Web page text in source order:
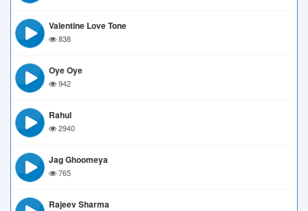
Valentine Love Tone
838
Oye Oye
942
Rahul
2940
Jag Ghoomeya
765
Rajeev Sharma